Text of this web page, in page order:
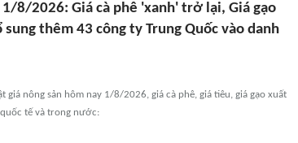
1/8/2026: Giá cà phê 'xanh' trở lại, Giá gạo
thêm 43 công ty Trung Quốc vào danh
giá nông sản hôm nay 1/8/2026, giá cà phê, giá tiêu, giá gạo xuất
tế và trong nước: